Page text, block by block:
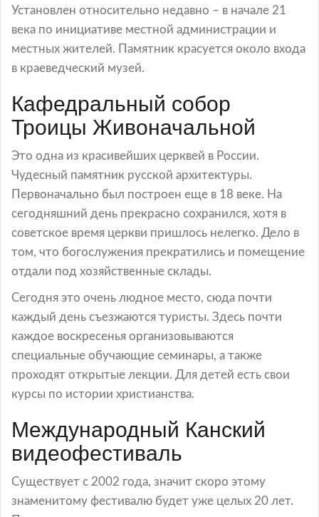
Установлен относительно недавно – в начале 21
века по инициативе местной администрации и
местных жителей. Памятник красуется около входа
в краеведческий музей.
Кафедральный собор
Троицы Живоначальной
Это одна из красивейших церквей в России.
Чудесный памятник русской архитектуры.
Первоначально был построен еще в 18 веке. На
сегодняшний день прекрасно сохранился, хотя в
советское время церкви пришлось нелегко. Дело в
том, что богослужения прекратились и помещение
отдали под хозяйственные склады.
Сегодня это очень людное место, сюда почти
каждый день съезжаются туристы. Здесь почти
каждое воскресенья организовываются
специальные обучающие семинары, а также
проходят открытые лекции. Для детей есть свои
курсы по истории христианства.
Международный Канский
видеофестиваль
Существует с 2002 года, значит скоро этому
знаменитому фестивалю будет уже целых 20 лет.